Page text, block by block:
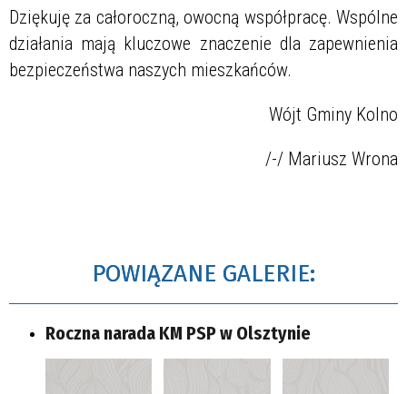
Dziękuję za całoroczną, owocną współpracę. Wspólne
działania mają kluczowe znaczenie dla zapewnienia
bezpieczeństwa naszych mieszkańców.
Wójt Gminy Kolno
/-/ Mariusz Wrona
POWIĄZANE GALERIE:
Roczna narada KM PSP w Olsztynie